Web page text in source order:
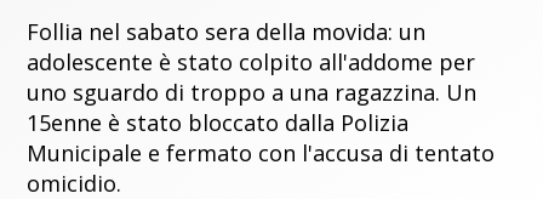
Follia nel sabato sera della movida: un
adolescente è stato colpito all'addome per
uno sguardo di troppo a una ragazzina. Un
15enne è stato bloccato dalla Polizia
Municipale e fermato con l'accusa di tentato
omicidio.